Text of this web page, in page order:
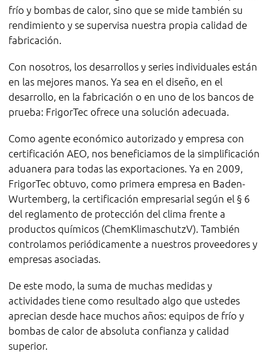
frío y bombas de calor, sino que se mide también su
rendimiento y se supervisa nuestra propia calidad de
fabricación.
Con nosotros, los desarrollos y series individuales están
en las mejores manos. Ya sea en el diseño, en el
desarrollo, en la fabricación o en uno de los bancos de
prueba: FrigorTec ofrece una solución adecuada.
Como agente económico autorizado y empresa con
certificación AEO, nos beneficiamos de la simplificación
aduanera para todas las exportaciones. Ya en 2009,
FrigorTec obtuvo, como primera empresa en Baden-
Wurtemberg, la certificación empresarial según el § 6
del reglamento de protección del clima frente a
productos químicos (ChemKlimaschutzV). También
controlamos periódicamente a nuestros proveedores y
empresas asociadas.
De este modo, la suma de muchas medidas y
actividades tiene como resultado algo que ustedes
aprecian desde hace muchos años: equipos de frío y
bombas de calor de absoluta confianza y calidad
superior.